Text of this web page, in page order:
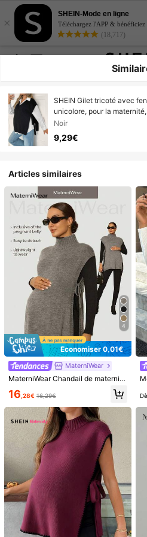
×
SHEIN-Mode en ligne
Téléchargez l'APP & bénéficiez
(18,717)
9 ,29€
SHEIN Gilet tricoté
et nœud, casual, unicolore, pour
automne
Taille FR
36(S) (M) 40/42(L)
SHEIN Gilet tricoté avec
unicolore, pour la
Noir
9,29€
Articles similaires
4
Économiser 0,01€
MaterniWear
MaterniWear Chandail de maternité pour le travail, chandail de maternité pour le bureau, décontracté chic pour femme en automne, maternité automne, gilet tricoté minimaliste à col montant et à nœud pour femme enceinte, hauts de maternité, tunique de maternité pour femmes enceintes, maternité automne-hiver
16 ,28€ 16,29€